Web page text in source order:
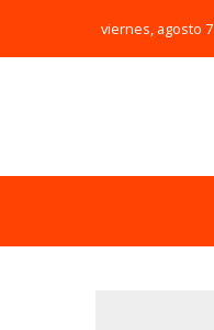
viernes, agosto 7